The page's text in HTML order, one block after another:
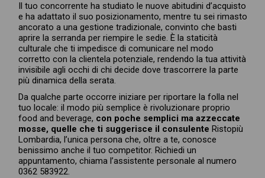
Il tuo concorrente ha studiato le nuove abitudini d’acquisto
e ha adattato il suo posizionamento, mentre tu sei rimasto
ancorato a una gestione tradizionale, convinto che basti
aprire la serranda per riempire le sedie. È la staticità
culturale che ti impedisce di comunicare nel modo
corretto con la clientela potenziale, rendendo la tua attività
invisibile agli occhi di chi decide dove trascorrere la parte
più dinamica della serata.
Da qualche parte occorre iniziare per riportare la folla nel
tuo locale: il modo più semplice è rivoluzionare proprio
food and beverage, con poche semplici ma azzeccate
mosse, quelle che ti suggerisce il consulente Ristopiù
Lombardia, l’unica persona che, oltre a te, conosce
benissimo anche il tuo competitor. Richiedi un
appuntamento, chiama l’assistente personale al numero
0362 583922.